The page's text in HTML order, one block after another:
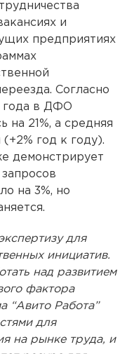
и
предприятиях
Согласно
года в ДФО
на 21%, а средняя
(+2% год к году).
демонстрирует
на 3%, но
для
инициатив.
над развитием
фактора
“Авито Работа”
для
на рынке труда, и